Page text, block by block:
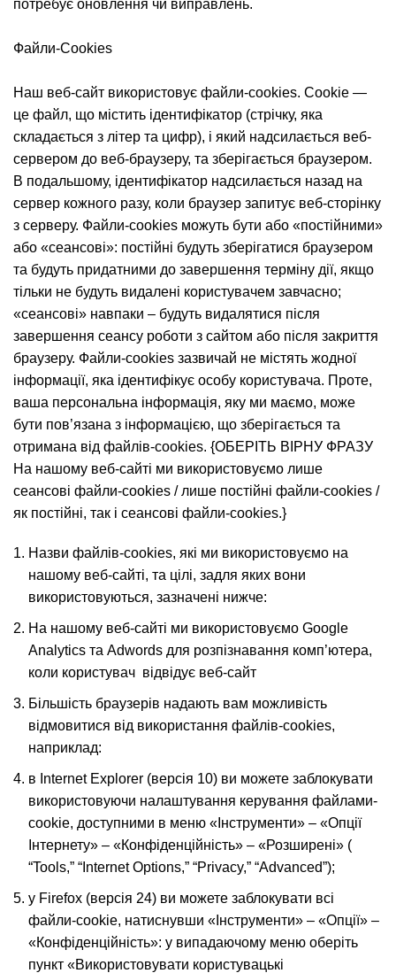
потребує оновлення чи виправлень.
Файли-Cookies
Наш веб-сайт використовує файли-cookies. Cookie —
це файл, що містить ідентифікатор (стрічку, яка
складається з літер та цифр), і який надсилається веб-
сервером до веб-браузеру, та зберігається браузером.
В подальшому, ідентифікатор надсилається назад на
сервер кожного разу, коли браузер запитує веб-сторінку
з серверу. Файли-cookies можуть бути або «постійними»
або «сеансові»: постійні будуть зберігатися браузером
та будуть придатними до завершення терміну дії, якщо
тільки не будуть видалені користувачем завчасно;
«сеансові» навпаки – будуть видалятися після
завершення сеансу роботи з сайтом або після закриття
браузеру. Файли-cookies зазвичай не містять жодної
інформації, яка ідентифікує особу користувача. Проте,
ваша персональна інформація, яку ми маємо, може
бути пов’язана з інформацією, що зберігається та
отримана від файлів-cookies. {ОБЕРІТЬ ВІРНУ ФРАЗУ
На нашому веб-сайті ми використовуємо лише
сеансові файли-cookies / лише постійні файли-cookies /
як постійні, так і сеансові файли-cookies.}
Назви файлів-cookies, які ми використовуємо на
нашому веб-сайті, та цілі, задля яких вони
використовуються, зазначені нижче:
На нашому веб-сайті ми використовуємо Google
Analytics та Adwords для розпізнавання комп’ютера,
коли користувач відвідує веб-сайт
Більшість браузерів надають вам можливість
відмовитися від використання файлів-cookies,
наприклад:
в Internet Explorer (версія 10) ви можете заблокувати
використовуючи налаштування керування файлами-
cookie, доступними в меню «Інструменти» – «Опції
Інтернету» – «Конфіденційність» – «Розширені» (
“Tools,” “Internet Options,” “Privacy,” “Advanced”);
у Firefox (версія 24) ви можете заблокувати всі
файли-cookie, натиснувши «Інструменти» – «Опції» –
«Конфіденційність»: у випадаючому меню оберіть
пункт «Використовувати користувацькі